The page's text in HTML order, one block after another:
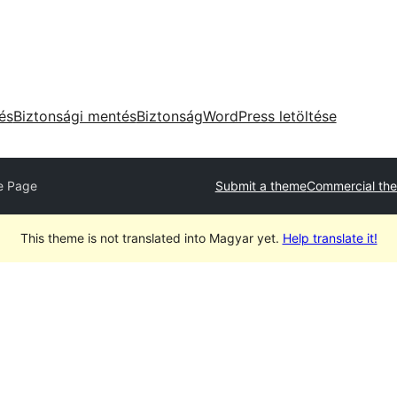
Biztonsági mentésBiztonságWordPress letöltése
Page Submit a themeCommercial
This theme is not translated into Magyar yet. Help translate it!